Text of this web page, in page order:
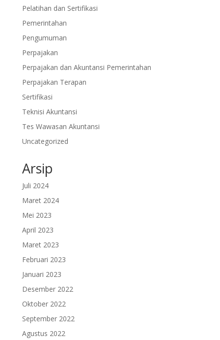
Pelatihan dan Sertifikasi
Pemerintahan
Pengumuman
Perpajakan
Perpajakan dan Akuntansi Pemerintahan
Perpajakan Terapan
Sertifikasi
Teknisi Akuntansi
Tes Wawasan Akuntansi
Uncategorized
Arsip
Juli 2024
Maret 2024
Mei 2023
April 2023
Maret 2023
Februari 2023
Januari 2023
Desember 2022
Oktober 2022
September 2022
Agustus 2022